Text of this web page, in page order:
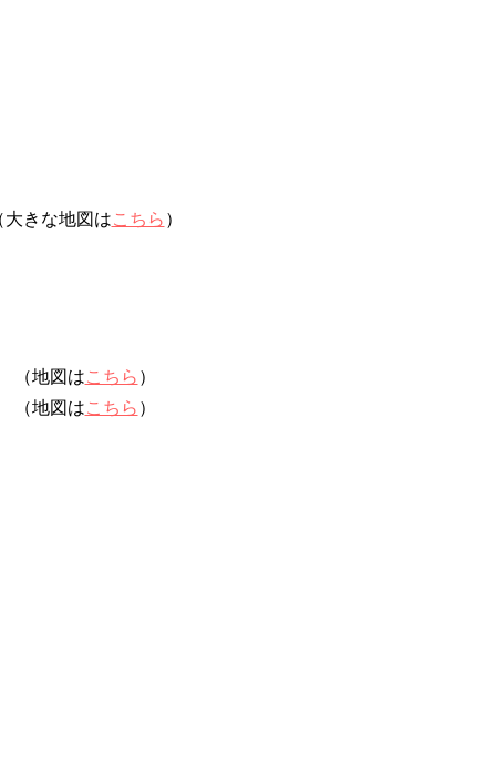
大きな地図はこちら ）
（地図はこちら ）
（地図はこちら ）